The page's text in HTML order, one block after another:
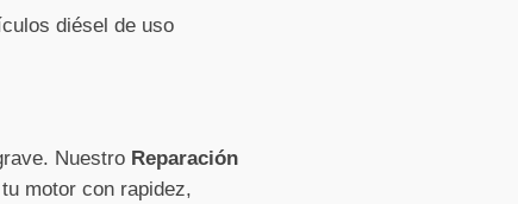
diésel de uso
Nuestro Reparación
motor con rapidez,